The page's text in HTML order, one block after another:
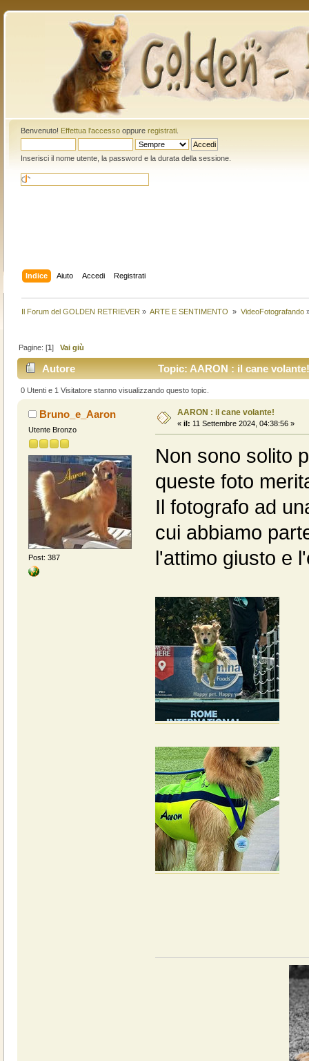
Benvenuto! Effettua l'accessooppure registrati.
Inserisci il nome utente, la password e la durata della sessione.
Indice Aiuto Accedi Registrati
Il Forum del GOLDEN RETRIEVER » ARTE E SENTIMENTO » VideoFotografando
Pagine: [1]Vai giù
Autore Topic: AARON : il cane
0 Utenti e 1 Visitatore stanno visualizzando questo topic.
Bruno_e_Aaron
Utente Bronzo
Post: 387
AARON : il cane volante!
« il: 11 Settembre 2024, 04:38:56 »
Non sono solito
queste foto
Il fotografo ad
cui abbiamo
l'attimo giusto e